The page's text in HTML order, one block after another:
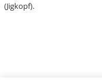
(Jigkopf).